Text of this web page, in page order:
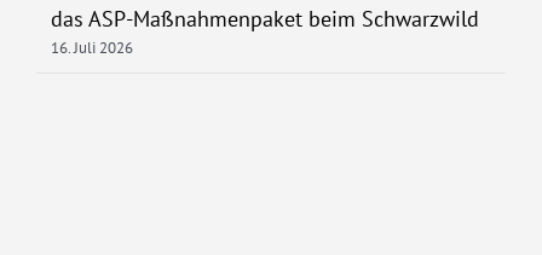
das ASP-Maßnahmenpaket beim Schwarzwild
16. Juli 2026